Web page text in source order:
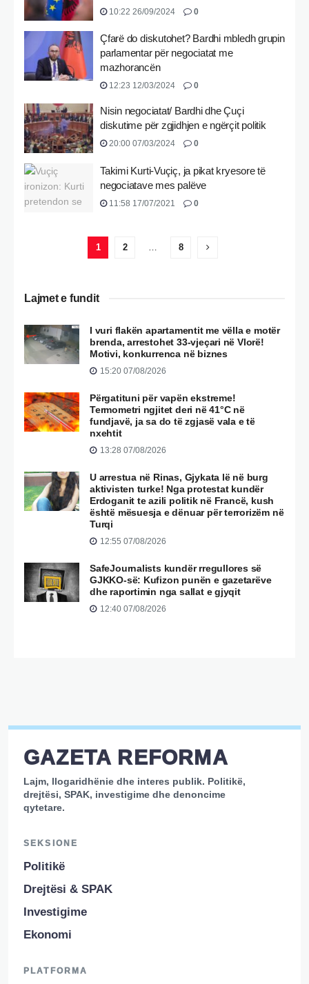
10:22 26/09/2024 0
Çfarë do diskutohet? Bardhi mbledh grupin
parlamentar për negociatat me
mazhorancën
12:23 12/03/2024 0
Nisin negociatat/ Bardhi dhe Çuçi
diskutime për zgjidhjen e ngërçit politik
20:00 07/03/2024 0
Takimi Kurti-Vuçiç, ja pikat kryesore të
negociatave mes palëve
11:58 17/07/2021 0
1 2 … 8
Lajmet e fundit
I vuri flakën apartamentit me vëlla e motër
brenda, arrestohet 33-vjeçari në Vlorë!
Motivi, konkurrenca në biznes
15:20 07/08/2026
Përgatituni për vapën ekstreme!
Termometri ngjitet deri në 41°C në
fundjavë, ja sa do të zgjasë vala e të
nxehtit
13:28 07/08/2026
U arrestua në Rinas, Gjykata lë në burg
aktivisten turke! Nga protestat kundër
Erdoganit te azili politik në Francë, kush
është mësuesja e dënuar për terrorizëm në
Turqi
12:55 07/08/2026
SafeJournalists kundër rregullores së
GJKKO-së: Kufizon punën e gazetarëve
dhe raportimin nga sallat e gjyqit
12:40 07/08/2026
GAZETA REFORMA
Lajm, llogaridhënie dhe interes publik. Politikë,
drejtësi, SPAK, investigime dhe denoncime
qytetare.
SEKSIONE
Politikë
Drejtësi & SPAK
Investigime
Ekonomi
PLATFORMA